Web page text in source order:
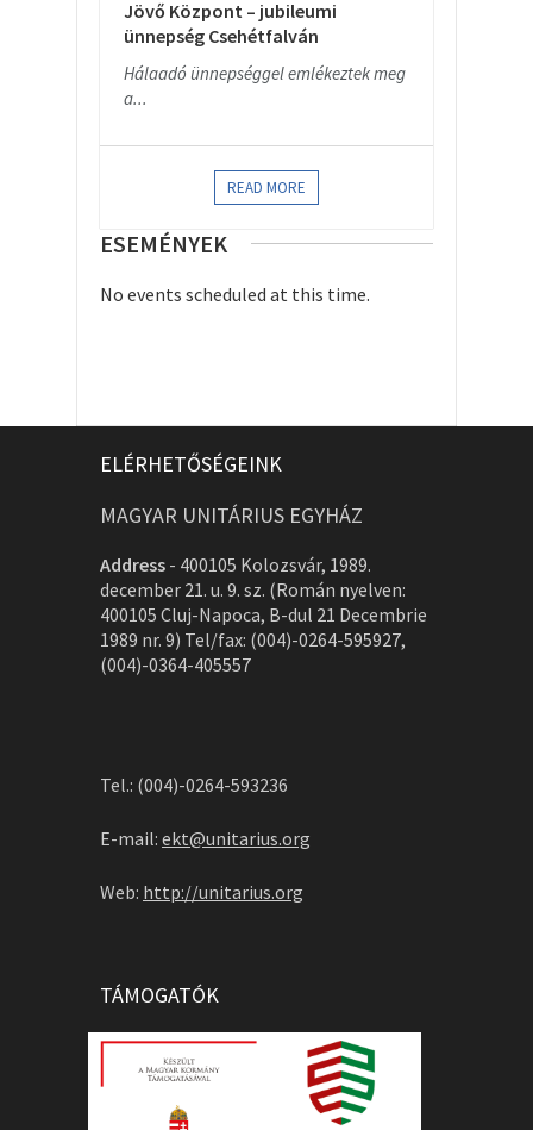
Jövő Központ – jubileumi
ünnepség Csehétfalván
Hálaadó ünnepséggel emlékeztek meg
a...
READ MORE
ESEMÉNYEK
No events scheduled at this time.
ELÉRHETŐSÉGEINK
MAGYAR UNITÁRIUS EGYHÁZ
Address - 400105 Kolozsvár, 1989.
december 21. u. 9. sz. (Román nyelven:
400105 Cluj-Napoca, B-dul 21 Decembrie
1989 nr. 9) Tel/fax: (004)-0264-595927,
(004)-0364-405557
Tel.: (004)-0264-593236
E-mail: ekt@unitarius.org
Web: http://unitarius.org
TÁMOGATÓK